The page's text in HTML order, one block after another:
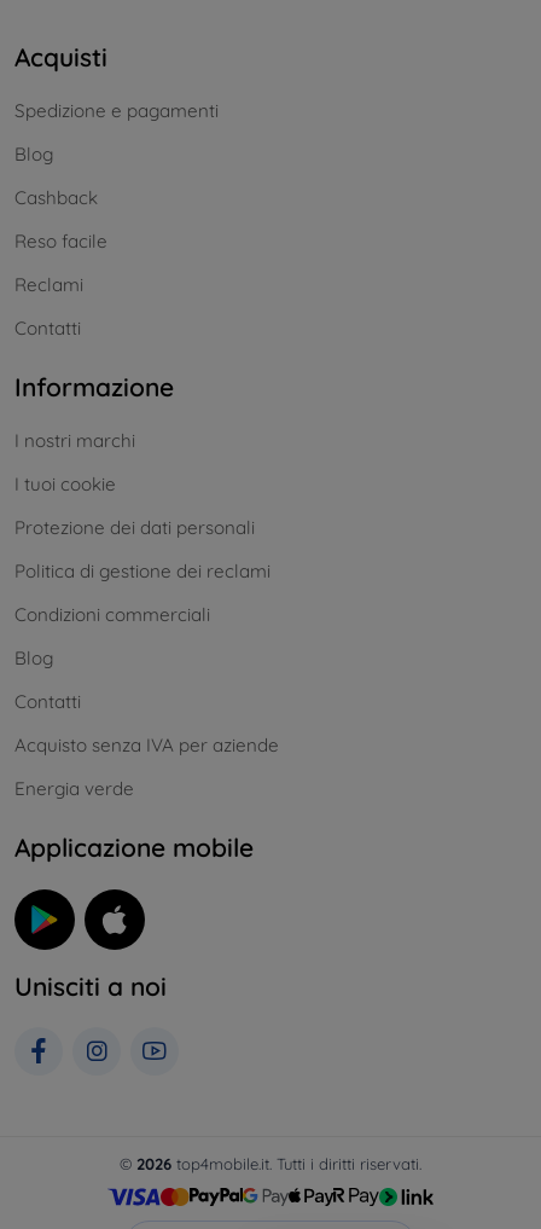
Acquisti
Spedizione e pagamenti
Blog
Cashback
Reso facile
Reclami
Contatti
Informazione
I nostri marchi
I tuoi cookie
Protezione dei dati personali
Politica di gestione dei reclami
Condizioni commerciali
Blog
Contatti
Acquisto senza IVA per aziende
Energia verde
Applicazione mobile
Unisciti a noi
© 2026 top4mobile.it. Tutti i diritti riservati.